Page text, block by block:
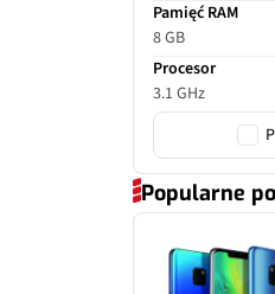
Pamięć RAM
8 GB
Procesor
3.1 GHz
Popularne